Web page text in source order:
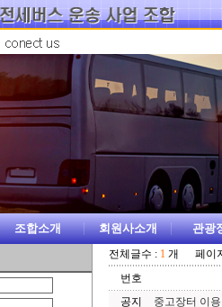
조합소개 회원사소개 관광
전체글수 : 1 개 페이
번호
공지
중고장터 이